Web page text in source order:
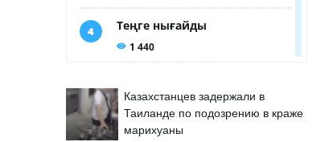
Казахстанцев задержали в
Таиланде по подозрению в краже
марихуаны